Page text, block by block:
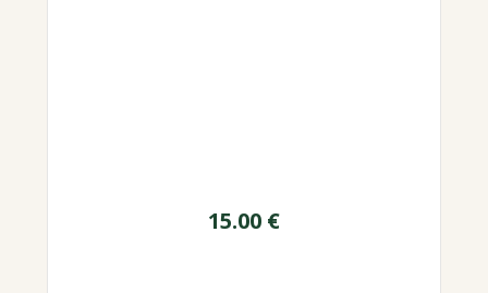
15.00 €